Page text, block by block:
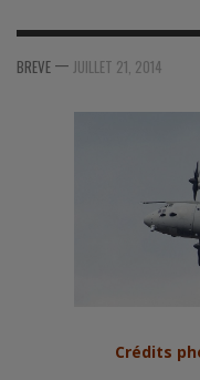
BREVE — JUILLET 21, 2014
Crédits